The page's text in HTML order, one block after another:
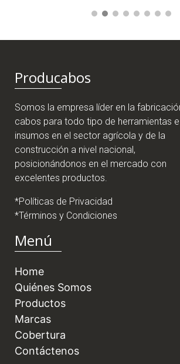
Producabos
Somos la empresa líder en la
cabos para todo tipo de herramientas e
insumos en el sector agrícola y de la
construcción a nivel nacional,
posicionándonos en el mercado con
excelentes productos.
*Políticas de Privacidad
*Términos y Condiciones
Menú
Home
Quiénes Somos
Productos
Marcas
Cobertura
Contáctenos